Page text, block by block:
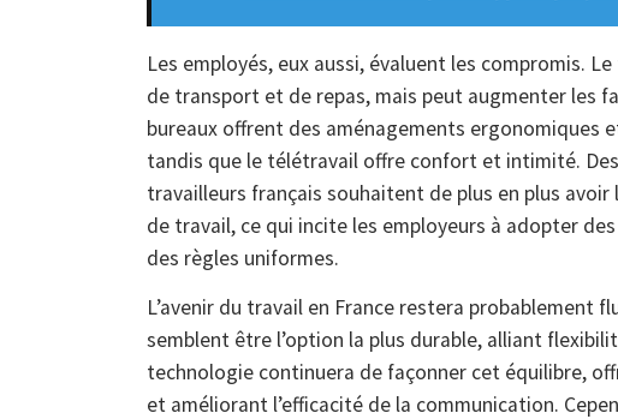
Les employés, eux aussi, évaluent les compromis.
de transport et de repas, mais peut augmenter les
bureaux offrent des aménagements ergonomiques
tandis que le télétravail offre confort et intimité.
travailleurs français souhaitent de plus en plus
de travail, ce qui incite les employeurs à adopter
des règles uniformes.
L’avenir du travail en France restera probablement
semblent être l’option la plus durable, alliant
technologie continuera de façonner cet équilibre,
et améliorant l’efficacité de la communication.